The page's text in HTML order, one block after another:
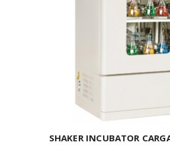
SHAKER INCUBATOR